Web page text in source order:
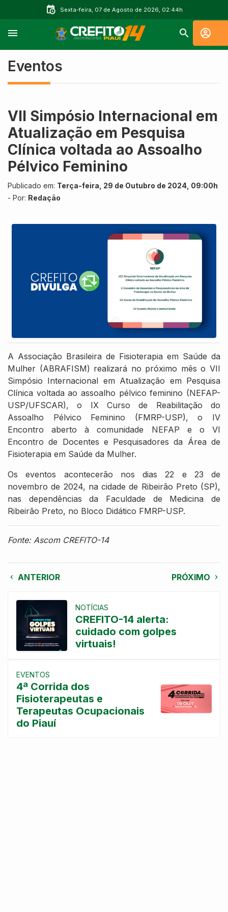
Sexta-feira, 07 de Agosto de 2026, 02:44h
Eventos
VII Simpósio Internacional em
Atualização em Pesquisa
Clínica voltada ao Assoalho
Pélvico Feminino
Publicado em: Terça-feira, 29 de Outubro de 2024, 09:00h
- Por: Redação
A Associação Brasileira de Fisioterapia em Saúde da
Mulher (ABRAFISM) realizará no próximo mês o VII
Simpósio Internacional em Atualização em Pesquisa
Clínica voltada ao assoalho pélvico feminino (NEFAP-
USP/UFSCAR), o IX Curso de Reabilitação do
Assoalho Pélvico Feminino (FMRP-USP), o IV
Encontro aberto à comunidade NEFAP e o VI
Encontro de Docentes e Pesquisadores da Área de
Fisioterapia em Saúde da Mulher.
Os eventos acontecerão nos dias 22 e 23 de
novembro de 2024, na cidade de Ribeirão Preto (SP),
nas dependências da Faculdade de Medicina de
Ribeirão Preto, no Bloco Didático FMRP-USP.
Fonte: Ascom CREFITO-14
ANTERIOR PRÓXIMO
NOTÍCIAS
CREFITO-14 alerta:
cuidado com golpes
virtuais!
EVENTOS
4ª Corrida dos
Fisioterapeutas e
Terapeutas Ocupacionais
do Piauí